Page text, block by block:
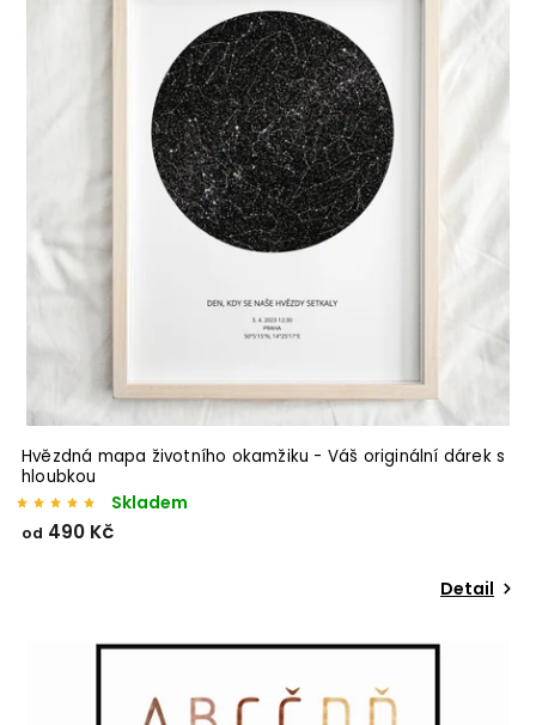
Hvězdná mapa životního okamžiku - Váš originální dárek s
hloubkou
Skladem
od 490 Kč
Detail